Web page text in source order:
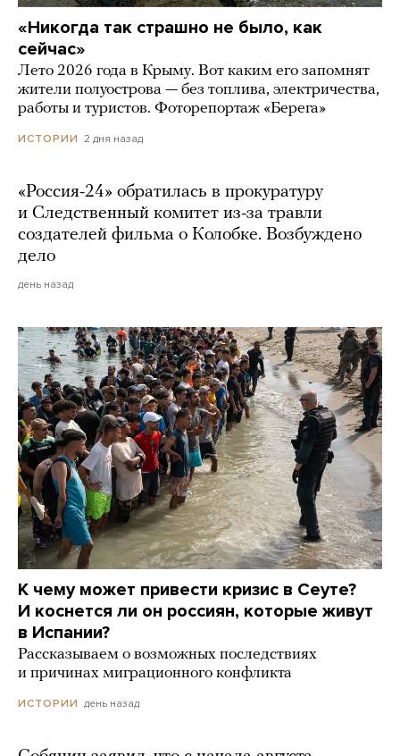
«Никогда так страшно не было, как
сейчас»
Лето 2026 года в Крыму. Вот каким его запомнят
жители полуострова — без топлива, электричества,
работы и туристов. Фоторепортаж «Берега»
ИСТОРИИ 2 дня назад
«Россия-24» обратилась в прокуратуру
и Следственный комитет из-за травли
создателей фильма о Колобке. Возбуждено
дело
день назад
К чему может привести кризис в Сеуте?
И коснется ли он россиян, которые живут
в Испании?
Рассказываем о возможных последствиях
и причинах миграционного конфликта
ИСТОРИИ день назад